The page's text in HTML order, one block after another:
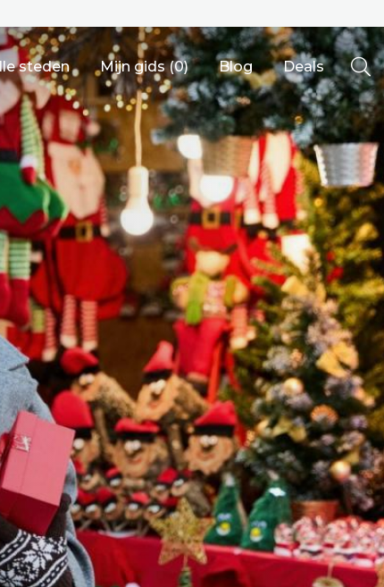
steden Mijn gids (0) Blog Deals
Ålesund
Mechelen
Venetië
Vancouver